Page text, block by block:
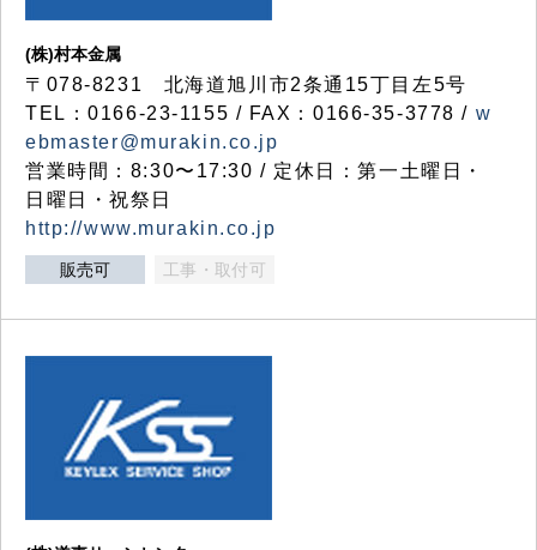
(株)村本金属
〒078-8231 北海道旭川市2条通15丁目左5号
TEL：0166-23-1155 / FAX：0166-35-3778 / w
ebmaster@murakin.co.jp
営業時間：8:30〜17:30 / 定休日：第一土曜日・
日曜日・祝祭日
http://www.murakin.co.jp
販売可 工事・取付可